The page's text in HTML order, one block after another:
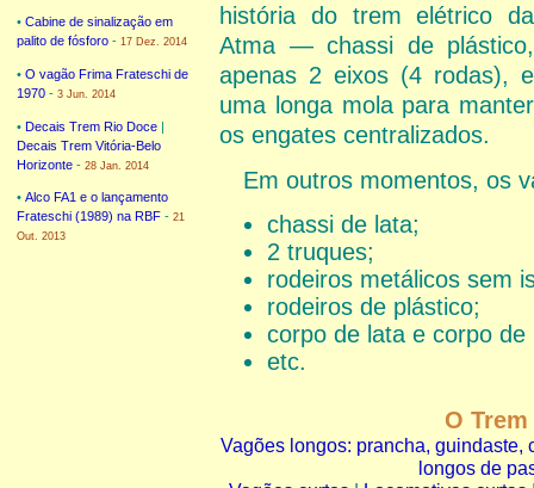
• Cabine de sinalização em
palito de fósforo - 17 Dez. 2014
• O vagão Frima Frateschi de
1970 - 3 Jun. 2014
• Decais Trem Rio Doce |
Decais Trem Vitória-Belo
Horizonte - 28 Jan. 2014
• Alco FA1 e o lançamento
Frateschi (1989) na RBF - 21
Out. 2013
história do trem elétrico da
Atma — chassi de plástico,
apenas 2 eixos (4 rodas), e
uma longa mola para manter
os engates centralizados.
Em outros momentos, os
chassi de lata;
2 truques;
rodeiros metálicos sem
rodeiros de plástico;
corpo de lata e corpo de
etc.
O
Vagões longos: prancha, guindaste,
longos de